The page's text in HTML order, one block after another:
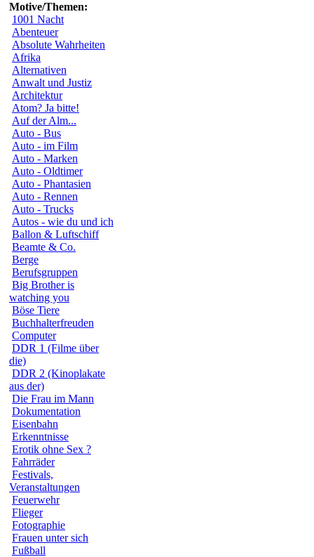
Motive/Themen:
1001 Nacht
Abenteuer
Absolute Wahrheiten
Afrika
Alternativen
Anwalt und Justiz
Architektur
Atom? Ja bitte!
Auf der Alm...
Auto - Bus
Auto - im Film
Auto - Marken
Auto - Oldtimer
Auto - Phantasien
Auto - Rennen
Auto - Trucks
Autos - wie du und ich
Ballon & Luftschiff
Beamte & Co.
Berge
Berufsgruppen
Big Brother is
watching you
Böse Tiere
Buchhalterfreuden
Computer
DDR 1 (Filme über
die)
DDR 2 (Kinoplakate
aus der)
Die Frau im Mann
Dokumentation
Eisenbahn
Erkenntnisse
Erotik ohne Sex ?
Fahrräder
Festivals,
Veranstaltungen
Feuerwehr
Flieger
Fotographie
Frauen unter sich
Fußball